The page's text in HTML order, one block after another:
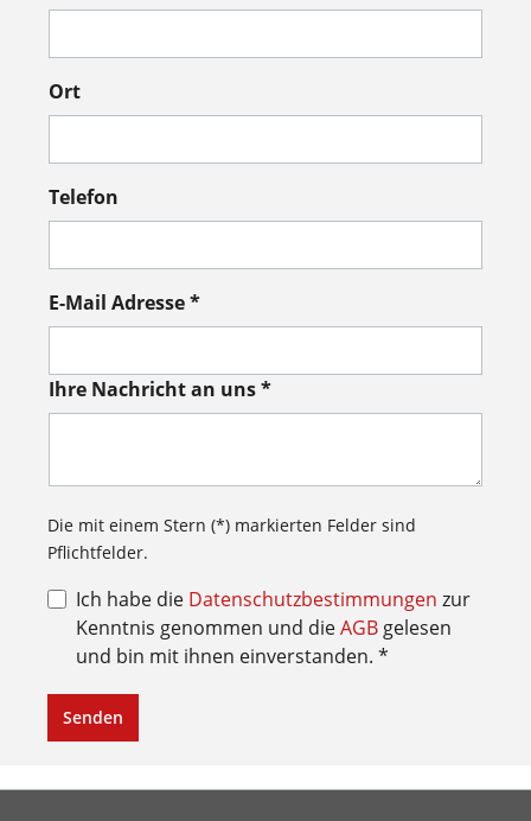
Ort
Telefon
E-Mail Adresse *
Ihre Nachricht an uns *
Die mit einem Stern (*) markierten Felder sind
Pflichtfelder.
Ich habe die Datenschutzbestimmungen zur
Kenntnis genommen und dieAGB gelesen
und bin mit ihnen einverstanden. *
Senden